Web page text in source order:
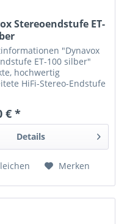
Stereoendstufe ET-
"Dynavox
ET-100 silber"
hochwertig
HiFi-Stereo-Endstufe
Lautsprecherklemmen,
Frontblende aus...
€ *
Details
Merken